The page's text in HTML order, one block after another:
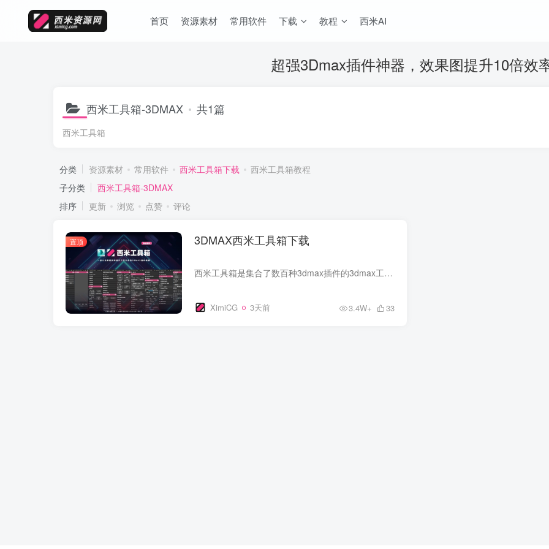
首页 资源素材 常用软件 下载 教程 西米AI
超强3Dmax插件神器，效果图提升10倍效
西米工具箱-3DMAX 共1篇
西米工具箱
分类 资源素材 常用软件 西米工具箱下载
西米工具箱教程
子分类
西米工具箱-3DMAX
排序
更新 浏览 点赞 评论
置顶 3DMAX西米工具箱下载
西米工具箱是集合了数百种3dmax插件的3dmax工具箱，包含vrcr材质转换，3dmax导出su，3dmax一键建模，3dmax模型库等核心功能，帮助您提高3至5倍绘图效率！ 下载地址： 直接下载（仅安装包）下载 ...
XimiCG 3天前 3.4W+ 33